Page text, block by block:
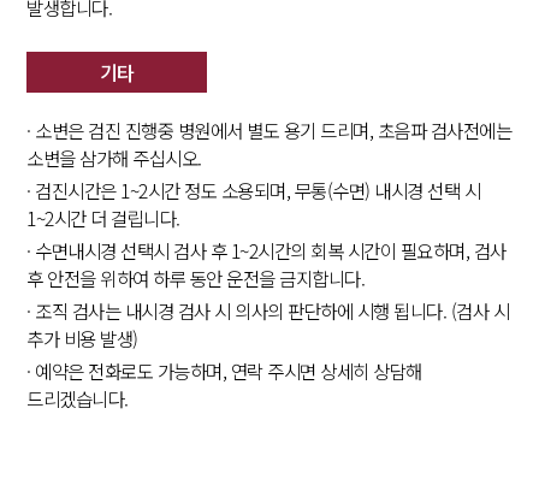
발생합니다.
기타
· 소변은 검진 진행중 병원에서 별도 용기 드리며, 초음파 검사전에는
소변을 삼가해 주십시오.
· 검진시간은 1~2시간 정도 소용되며, 무통(수면) 내시경 선택 시
1~2시간 더 걸립니다.
· 수면내시경 선택시 검사 후 1~2시간의 회복 시간이 필요하며, 검사
후 안전을 위하여 하루 동안 운전을 금지합니다.
· 조직 검사는 내시경 검사 시 의사의 판단하에 시행 됩니다. (검사 시
추가 비용 발생)
· 예약은 전화로도 가능하며, 연락 주시면 상세히 상담해
드리겠습니다.